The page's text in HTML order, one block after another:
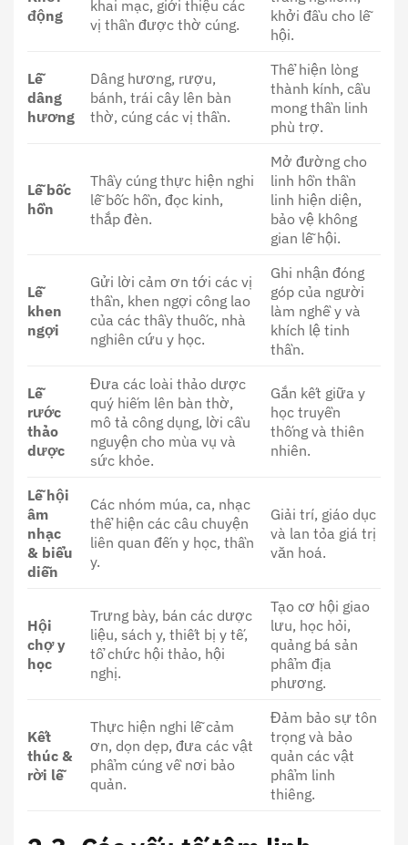
động
khai mạc, giới thiệu các
vị thần được thờ cúng.
khởi đầu cho lễ
hội.
Lễ
dâng
hương
Dâng hương, rượu,
bánh, trái cây lên bàn
thờ, cúng các vị thần.
Thể hiện lòng
thành kính, cầu
mong thần linh
phù trợ.
Lễ bốc
hồn
Thầy cúng thực hiện nghi
lễ bốc hồn, đọc kinh,
thắp đèn.
Mở đường cho
linh hồn thần
linh hiện diện,
bảo vệ không
gian lễ hội.
Lễ
khen
ngợi
Gửi lời cảm ơn tới các vị
thần, khen ngợi công lao
của các thầy thuốc, nhà
nghiên cứu y học.
Ghi nhận đóng
góp của người
làm nghề y và
khích lệ tinh
thần.
Lễ
rước
thảo
dược
Đưa các loài thảo dược
quý hiếm lên bàn thờ,
mô tả công dụng, lời cầu
nguyện cho mùa vụ và
sức khỏe.
Gắn kết giữa y
học truyền
thống và thiên
nhiên.
Lễ hội
âm
nhạc
& biểu
diễn
Các nhóm múa, ca, nhạc
thể hiện các câu chuyện
liên quan đến y học, thần
y.
Giải trí, giáo dục
và lan tỏa giá trị
văn hoá.
Hội
chợ y
học
Trưng bày, bán các dược
liệu, sách y, thiết bị y tế,
tổ chức hội thảo, hội
nghị.
Tạo cơ hội giao
lưu, học hỏi,
quảng bá sản
phẩm địa
phương.
Kết
thúc &
rời lễ
Thực hiện nghi lễ cảm
ơn, dọn dẹp, đưa các vật
phẩm cúng về nơi bảo
quản.
Đảm bảo sự tôn
trọng và bảo
quản các vật
phẩm linh
thiêng.